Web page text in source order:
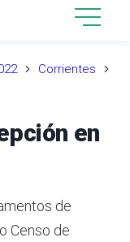
Corrientes
en
de
Censo de